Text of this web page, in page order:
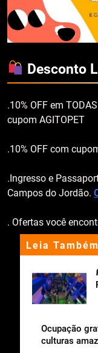
Leia Também
Ocupação
culturas
Desconto
.10% OFF em
cupom AGITOPET
.10% OFF com
.Ingresso e
Campos do Jordão.
. Ofertas você